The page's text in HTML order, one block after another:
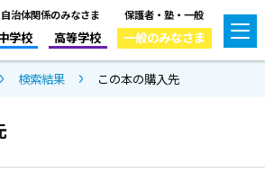
治体関係のみなさま
学校 高等学校
保護者・塾・一般
一般のみなさま
検索結果 この本の購入先